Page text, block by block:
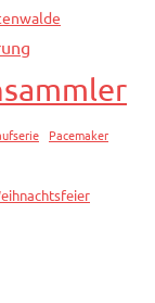
Pacemaker